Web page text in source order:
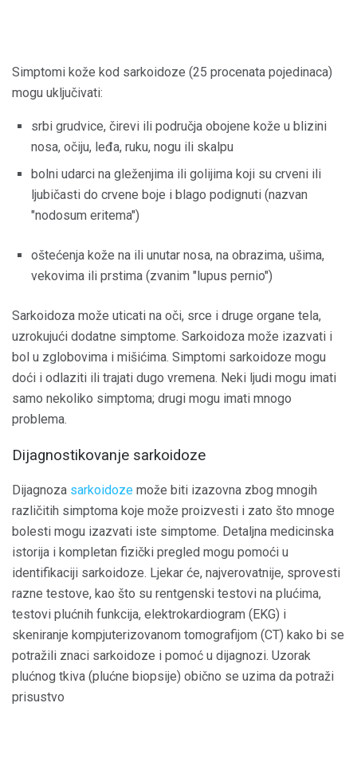
Simptomi kože kod sarkoidoze (25 procenata pojedinaca)
mogu uključivati:
srbi grudvice, čirevi ili područja obojene kože u blizini
nosa, očiju, leđa, ruku, nogu ili skalpu
bolni udarci na gleženjima ili golijima koji su crveni ili
ljubičasti do crvene boje i blago podignuti (nazvan
"nodosum eritema")
oštećenja kože na ili unutar nosa, na obrazima, ušima,
vekovima ili prstima (zvanim "lupus pernio")
Sarkoidoza može uticati na oči, srce i druge organe tela,
uzrokujući dodatne simptome. Sarkoidoza može izazvati i
bol u zglobovima i mišićima. Simptomi sarkoidoze mogu
doći i odlaziti ili trajati dugo vremena. Neki ljudi mogu imati
samo nekoliko simptoma; drugi mogu imati mnogo
problema.
Dijagnostikovanje sarkoidoze
Dijagnoza sarkoidoze može biti izazovna zbog mnogih
različitih simptoma koje može proizvesti i zato što mnoge
bolesti mogu izazvati iste simptome. Detaljna medicinska
istorija i kompletan fizički pregled mogu pomoći u
identifikaciji sarkoidoze. Ljekar će, najverovatnije, sprovesti
razne testove, kao što su rentgenski testovi na plućima,
testovi plućnih funkcija, elektrokardiogram (EKG) i
skeniranje kompjuterizovanom tomografijom (CT) kako bi se
potražili znaci sarkoidoze i pomoć u dijagnozi. Uzorak
plućnog tkiva (plućne biopsije) obično se uzima da potraži
prisustvo